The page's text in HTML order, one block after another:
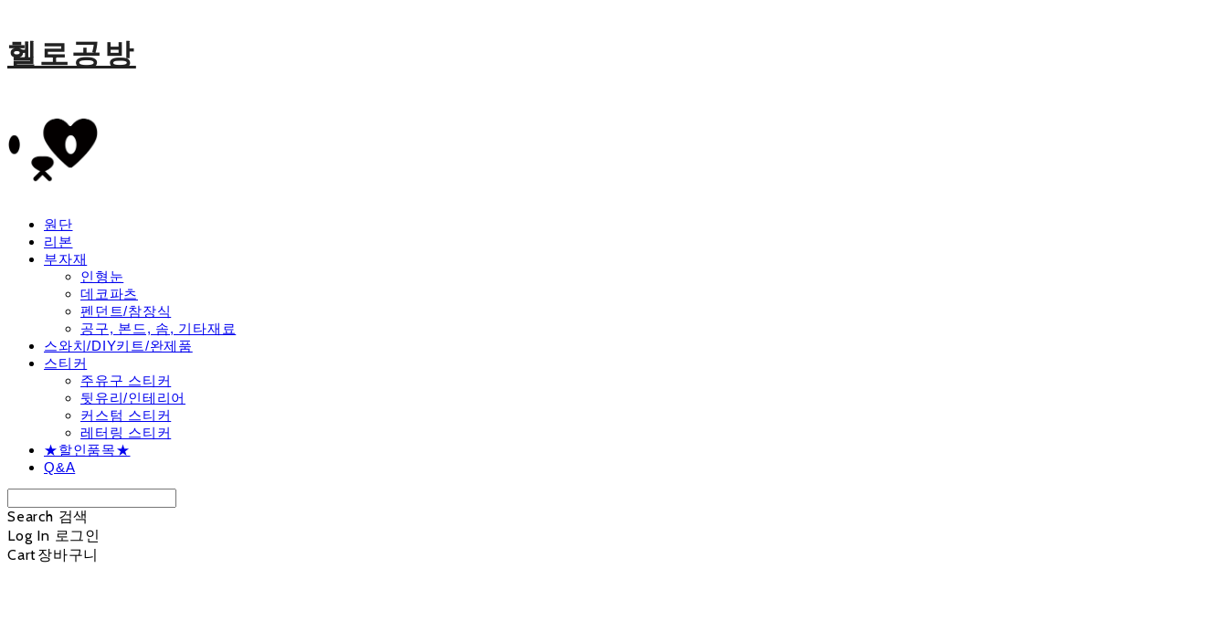
헬로공방
원단
리본
부자재
인형눈
데코파츠
펜던트/참장식
공구, 본드, 솜, 기타재료
스와치/DIY키트/완제품
스티커
주유구 스티커
뒷유리/인테리어
커스텀 스티커
레터링 스티커
★할인품목★
Q&A
Search 검색
Log In 로그인
Cart장바구니